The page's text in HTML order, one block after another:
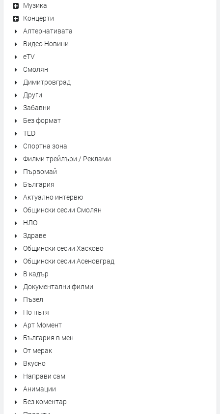
Музика
Концерти
Алтернативата
Видео Новини
eTV
Смолян
Димитровград
Други
Забавни
Без формат
TED
Спортна зона
Филми трейлъри / Реклами
Първомай
България
Актуално интервю
Общински сесии Смолян
НЛО
Здраве
Общински сесии Хасково
Общински сесии Асеновград
В кадър
Документални филми
Пъзел
По пътя
Арт Момент
България в мен
От мерак
Вкусно
Направи сам
Анимации
Без коментар